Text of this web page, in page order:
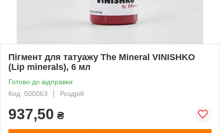
Пігмент для татуажу The Mineral VINISHKO
(Lip minerals), 6 мл
Готово до відправки
Код: 500063
Роздріб
937,50 ₴